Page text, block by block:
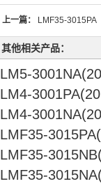
上一篇： LMF35-3015PA
其他相关产品：
LM5-3001NA
LM4-3001PA
LM4-3001NA
LMF35-3015PA
LMF35-3015NB
LMF35-3015NA